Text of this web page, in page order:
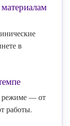
в
режиме — от
работы.